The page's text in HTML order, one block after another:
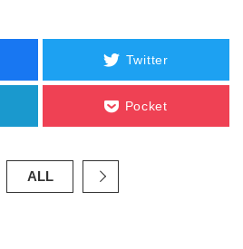
Twitter
Pocket
ALL